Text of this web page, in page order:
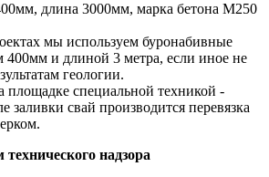
длина 3000мм, марка бетона М250
мы используем буронабивные
400мм и длиной 3 метра, если иное не
геологии.
площадке специальной техникой -
заливки свай производится перевязка
надзора